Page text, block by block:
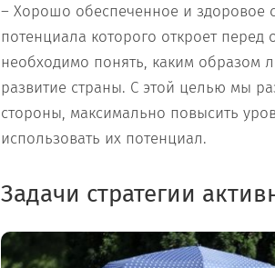
– Хорошо обеспеченное и здоровое
потенциала которого откроет
необходимо понять, каким образом
развитие страны. С этой целью мы
стороны, максимально повысить
использовать их потенциал.
Задачи стратегии